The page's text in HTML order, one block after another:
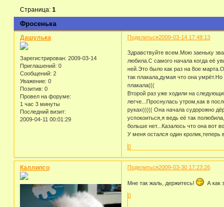
Фросенька
Страница: 1
Поделиться2009-03-14 17:48:13
Дашулька
Зарегистрирован: 2009-03-14
Приглашений: 0
Сообщений: 2
Уважение: 0
Позитив: 0
Провел на форуме:
1 час 3 минуты
Последний визит:
2009-04-11 00:01:29
Здравствуйте всем.Мою заеньку
любила.С самого начала когда её
ней.Это было как раз на 8ое
так плакала,думая что она
плакала(((
Второй раз уже ходили на
легче...Проснулась утром,как в
руках((((( Она начала судорожно
успокоиться,я ведь её так
больше нет...Казалось что она вот
У меня остался один
0
Поделиться2009-03-30 17:23:26
Каллипсо
Мне так жаль, держитесь!
А как
0